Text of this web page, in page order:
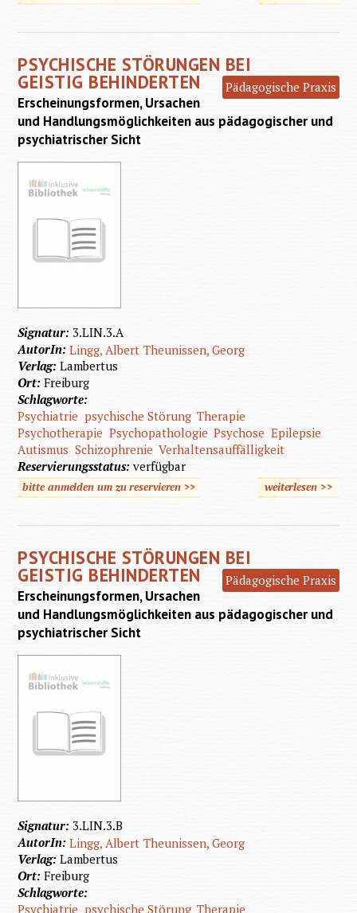
PSYCHISCHE STÖRUNGEN BEI
GEISTIG BEHINDERTEN Pädagogische Praxis
Erscheinungsformen, Ursachen
und Handlungsmöglichkeiten aus pädagogischer und
psychiatrischer Sicht
Signatur: 3.LIN.3.A
AutorIn:Lingg, Albert Theunissen, Georg
Verlag:Lambertus
Ort:Freiburg
Schlagworte:
Psychiatrie psychische Störung Therapie
Psychotherapie Psychopathologie Psychose Epilepsie
Autismus Schizophrenie Verhaltensauffälligkeit
Reservierungsstatus:verfügbar
bitte anmelden um zu reservieren >> weiterlesen>>
PSYCHISCHE STÖRUNGEN BEI
GEISTIG BEHINDERTEN Pädagogische Praxis
Erscheinungsformen, Ursachen
und Handlungsmöglichkeiten aus pädagogischer und
psychiatrischer Sicht
Signatur: 3.LIN.3.B
AutorIn:Lingg, Albert Theunissen, Georg
Verlag:Lambertus
Ort:Freiburg
Schlagworte:
Psychiatrie psychische Störung Therapie